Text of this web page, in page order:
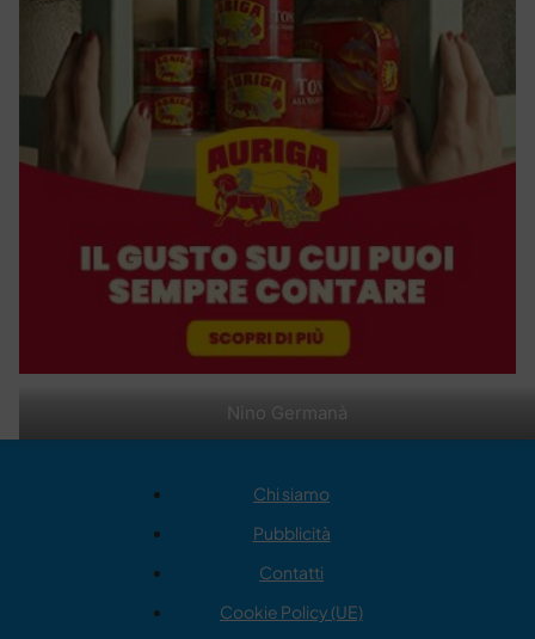
Nino Germanà
Chi siamo
Pubblicità
Contatti
Cookie Policy (UE)